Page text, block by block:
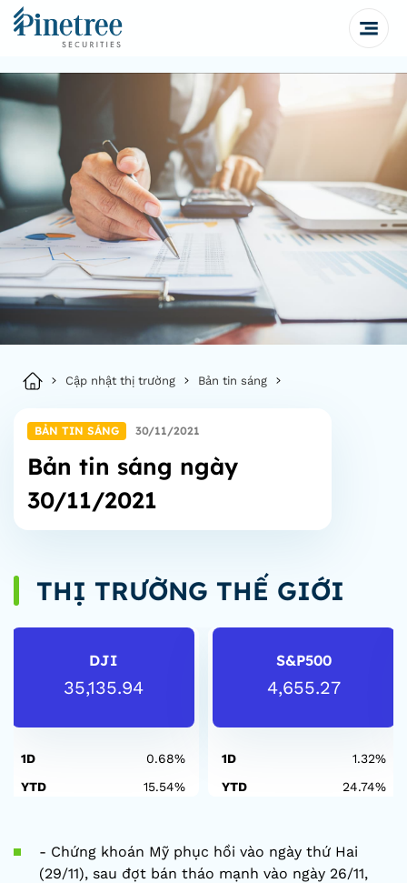
Cập nhật thị trường Bản tin sáng
BẢN TIN SÁNG 30/11/2021
Bản tin sáng ngày
30/11/2021
THỊ TRƯỜNG THẾ GIỚI
DJI
35,135.94
1D
0.68%
YTD
15.54%
S&P500
4,655.27
1D
1.32%
YTD
24.74%
- Chứng khoán Mỹ phục hồi vào ngày thứ Hai
(29/11), sau đợt bán tháo mạnh vào ngày 26/11,